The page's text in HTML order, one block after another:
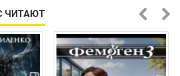
ЧИТАЮТ